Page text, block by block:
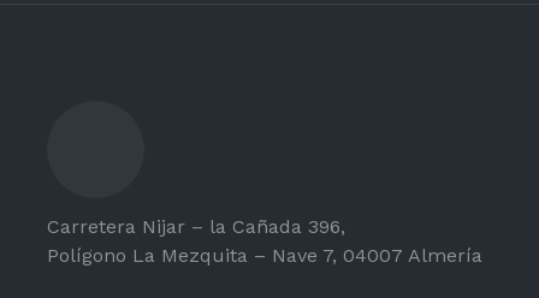
Carretera Nijar – la Cañada 396,
Polígono La Mezquita – Nave 7, 04007 Almería